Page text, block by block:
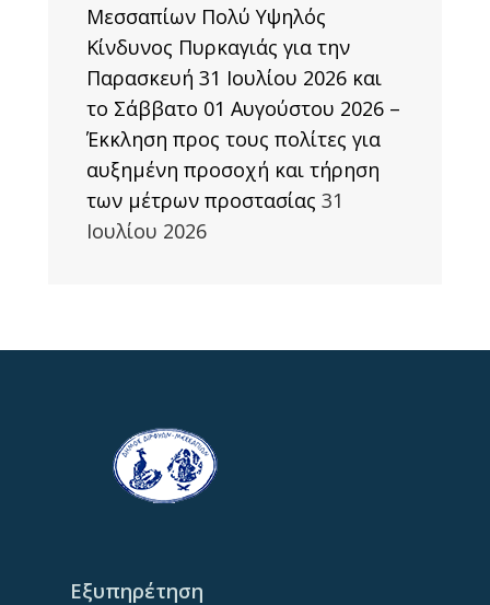
Μεσσαπίων Πολύ Υψηλός
Κίνδυνος Πυρκαγιάς για την
Παρασκευή 31 Ιουλίου 2026 και
το Σάββατο 01 Αυγούστου 2026 –
Έκκληση προς τους πολίτες για
αυξημένη προσοχή και τήρηση
των μέτρων προστασίας 31
Ιουλίου 2026
Εξυπηρέτηση